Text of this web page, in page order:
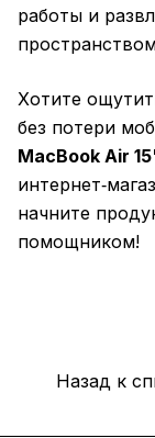
работы и
Хотите
без потери
MacBook Air
начните
помощником!
Назад к